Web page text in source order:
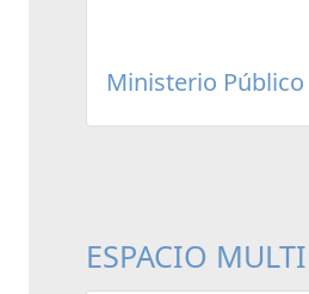
Ministerio
ESPACIO